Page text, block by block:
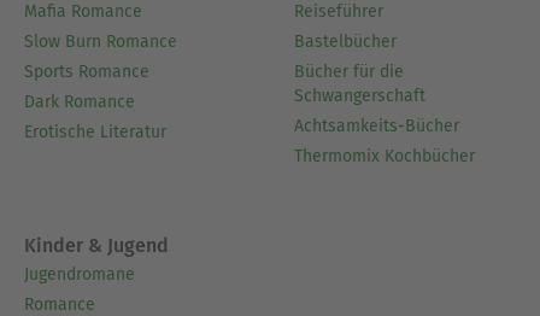
Mafia Romance
Slow Burn Romance
Sports Romance
Dark Romance
Erotische Literatur
Reiseführer
Bastelbücher
Bücher für die
Schwangerschaft
Achtsamkeits-Bücher
Thermomix Kochbücher
Kinder & Jugend
Jugendromane
Romance